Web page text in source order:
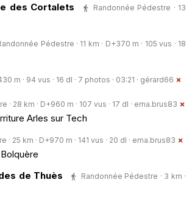
des Cortalets
Randonnée Pédestre · 13
Pédestre · 11 km · D+370 m · 105 vus · 18
m · 94 vus · 16 dl · 7 photos · 03:21 · gérard66
28 km · D+960 m · 107 vus · 17 dl · ema.brus83
Arles sur Tech
25 km · D+970 m · 141 vus · 20 dl · ema.brus83
de Thuès
Randonnée Pédestre · 3 km ·